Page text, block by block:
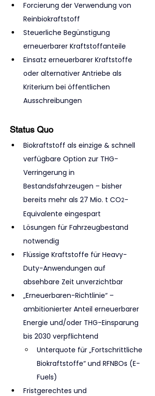
Forcierung der Verwendung von
Reinbiokraftstoff
Steuerliche Begünstigung
erneuerbarer Kraftstoffanteile
Einsatz erneuerbarer Kraftstoffe
oder alternativer Antriebe als
Kriterium bei öffentlichen
Ausschreibungen
Status Quo
Biokraftstoff als einzige & schnell
verfügbare Option zur THG-
Verringerung in
Bestandsfahrzeugen – bisher
bereits mehr als 27 Mio. t CO2-
Equivalente eingespart
Lösungen für Fahrzeugbestand
notwendig
Flüssige Kraftstoffe für Heavy-
Duty-Anwendungen auf
absehbare Zeit unverzichtbar
„Erneuerbaren-Richtlinie“ –
ambitionierter Anteil erneuerbarer
Energie und/oder THG-Einsparung
bis 2030 verpflichtend
Unterquote für „Fortschrittliche
Biokraftstoffe“ und RFNBOs (E-
Fuels)
Fristgerechtes und